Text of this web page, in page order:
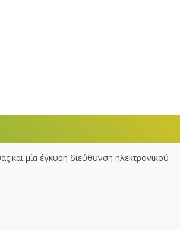
και μία έγκυρη διεύθυνση ηλεκτρονικού